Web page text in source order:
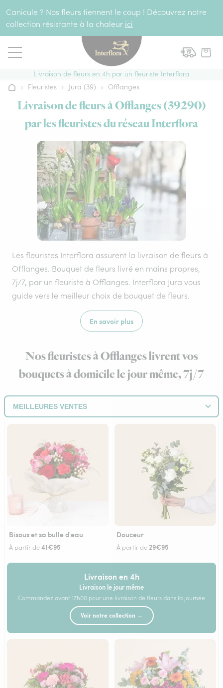
Canicule ? Nos fleurs tiennent le coup ! Découvrez notre
collection résistante à la chaleur ici
Livraison de fleurs en 4h par un fleuriste Interflora
Accueil
› Fleuristes › Jura (39) › Offlanges
Livraison de fleurs à Offlanges (39290)
par les fleuristes du réseau Interflora
Les fleuristes Interflora assurent la livraison de fleurs à
Offlanges. Bouquet de fleurs livré en mains propres,
7j/7, par un fleuriste à Offlanges. Interflora Jura vous
guide vers le meilleur choix de bouquet de fleurs.
En savoir plus
Nos fleuristes à Offlanges livrent vos
bouquets à domicile le jour même, 7j/7
Bisous et sa bulle d'eau
À partir de41€95
Douceur
À partir de 29€95
Livraison en 4h
Livraison le jour même
Commandez avant 17h00 pour une livraison de fleurs dans la journée
Voir notre collection →